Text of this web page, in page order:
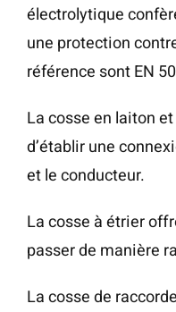
électrolytique
une protection
référence sont EN
La cosse en laiton
d’établir une
et le conducteur.
La cosse à étrier
passer de manière
La cosse de